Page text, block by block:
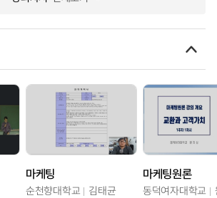
마케팅
순천향대학교 김태균
마케팅원론
동덕여자대학교